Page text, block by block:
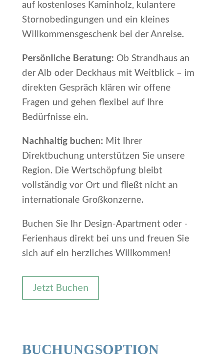
auf kostenloses Kaminholz, kulantere
Stornobedingungen und ein kleines
Willkommensgeschenk bei der Anreise.
Persönliche Beratung: Ob Strandhaus an
der Alb oder Deckhaus mit Weitblick – im
direkten Gespräch klären wir offene
Fragen und gehen flexibel auf Ihre
Bedürfnisse ein.
Nachhaltig buchen: Mit Ihrer
Direktbuchung unterstützen Sie unsere
Region. Die Wertschöpfung bleibt
vollständig vor Ort und fließt nicht an
internationale Großkonzerne.
Buchen Sie Ihr Design-Apartment oder -
Ferienhaus direkt bei uns und freuen Sie
sich auf ein herzliches Willkommen!
Jetzt Buchen
BUCHUNGSOPTION